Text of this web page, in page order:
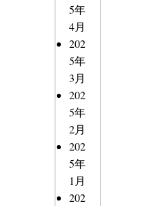
5年
4月
202
5年
3月
202
5年
2月
202
5年
1月
202